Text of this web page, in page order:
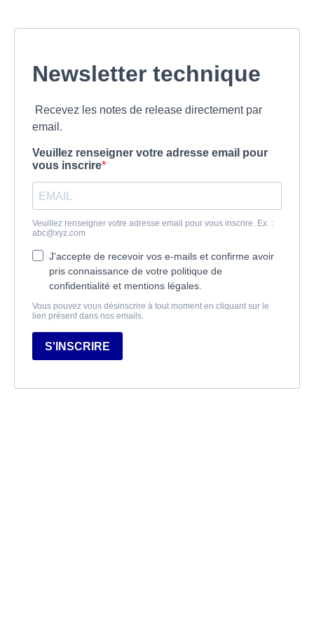
Newsletter technique
Recevez les notes de release directement par
email.
Veuillez renseigner votre adresse email pour
vous inscrire
Veuillez renseigner votre adresse email pour vous inscrire. Ex. :
abc@xyz.com
J'accepte de recevoir vos e-mails et confirme avoir
pris connaissance de votre politique de
confidentialité et mentions légales.
Vous pouvez vous désinscrire à tout moment en cliquant sur le
lien présent dans nos emails.
S'INSCRIRE